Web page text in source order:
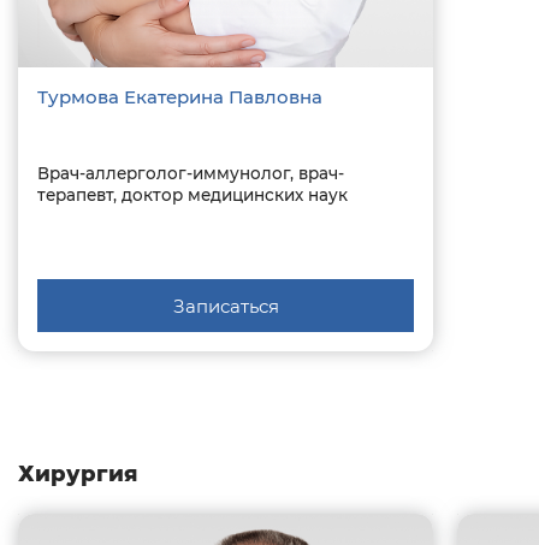
Турмова Екатерина Павловна
Врач-аллерголог-иммунолог, врач-
терапевт, доктор медицинских наук
Записаться
Хирургия